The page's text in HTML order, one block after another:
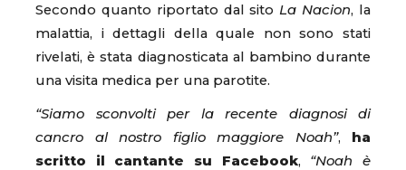
Secondo quanto riportato dal sito La Nacion, la
malattia, i dettagli della quale non sono stati
rivelati, è stata diagnosticata al bambino durante
una visita medica per una parotite.
“Siamo sconvolti per la recente diagnosi di
cancro al nostro figlio maggiore Noah”, ha
scritto il cantante su Facebook, “Noah è